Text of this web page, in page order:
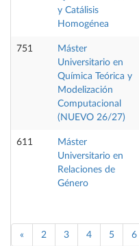
y Catálisis
Homogénea
751
Máster
Universitario en
Química Teórica y
Modelización
Computacional
(NUEVO 26/27)
611
Máster
Universitario en
Relaciones de
Género
« 2 3 4 5 6